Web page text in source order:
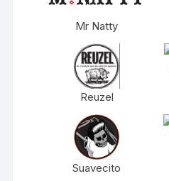
Mr Natty
Reuzel
Suavecito